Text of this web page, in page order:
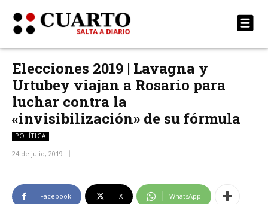
Elecciones 2019 | Lavagna y
Urtubey viajan a Rosario para
luchar contra la
«invisibilización» de su fórmula
POLÍTICA
24 de julio, 2019
Facebook X WhatsApp